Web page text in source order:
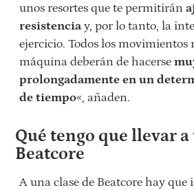
unos resortes que te permitirán
resistencia y, por lo tanto, la
ejercicio. Todos los movimientos
máquina deberán de hacerse
prolongadamente en un
de tiempo«, añaden.
Qué tengo que llevar a
Beatcore
A una clase de Beatcore hay que